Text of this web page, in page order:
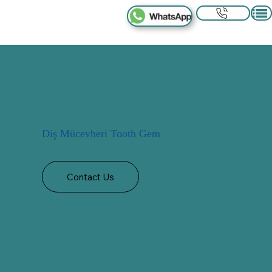
Diş Mücevheri Tooth Gem
Contact Us